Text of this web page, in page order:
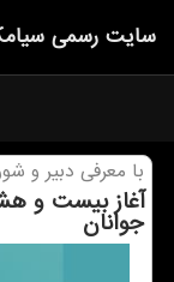
سایت رسمی
با معرفی دبیر و
آغاز بیست و
جوانان